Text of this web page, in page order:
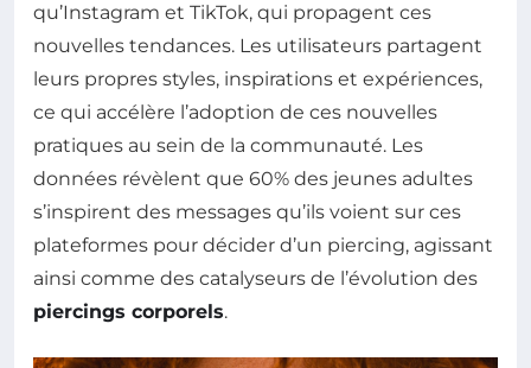
qu’Instagram et TikTok, qui propagent ces
nouvelles tendances. Les utilisateurs partagent
leurs propres styles, inspirations et expériences,
ce qui accélère l’adoption de ces nouvelles
pratiques au sein de la communauté. Les
données révèlent que 60% des jeunes adultes
s’inspirent des messages qu’ils voient sur ces
plateformes pour décider d’un piercing, agissant
ainsi comme des catalyseurs de l’évolution des
piercings corporels.